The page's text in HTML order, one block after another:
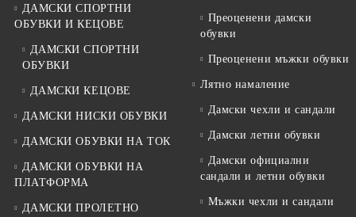
ДАМСКИ СПОРТНИ
ОБУВКИ И КЕЦОВЕ
ДАМСКИ СПОРТНИ
ОБУВКИ
ДАМСКИ КЕЦОВЕ
ДАМСКИ НИСКИ ОБУВКИ
ДАМСКИ ОБУВКИ НА ТОК
ДАМСКИ ОБУВКИ НА
ПЛАТФОРМА
ДАМСКИ ПРОЛЕТНО
Преоценени дамски
обувки
Преоценени мъжки обувки
Лятно намаление
Дамски чехли и сандали
Дамски летни обувки
Дамски официални
сандали и летни обувки
Мъжки чехли и сандали